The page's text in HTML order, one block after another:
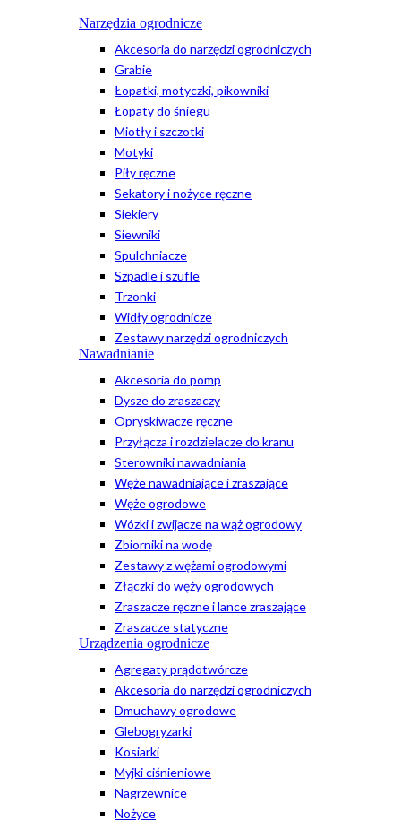
Narzędzia ogrodnicze
Akcesoria do narzędzi ogrodniczych
Grabie
Łopatki, motyczki, pikowniki
Łopaty do śniegu
Miotły i szczotki
Motyki
Piły ręczne
Sekatory i nożyce ręczne
Siekiery
Siewniki
Spulchniacze
Szpadle i szufle
Trzonki
Widły ogrodnicze
Zestawy narzędzi ogrodniczych
Nawadnianie
Akcesoria do pomp
Dysze do zraszaczy
Opryskiwacze ręczne
Przyłącza i rozdzielacze do kranu
Sterowniki nawadniania
Węże nawadniające i zraszające
Węże ogrodowe
Wózki i zwijacze na wąż ogrodowy
Zbiorniki na wodę
Zestawy z wężami ogrodowymi
Złączki do węży ogrodowych
Zraszacze ręczne i lance zraszające
Zraszacze statyczne
Urządzenia ogrodnicze
Agregaty prądotwórcze
Akcesoria do narzędzi ogrodniczych
Dmuchawy ogrodowe
Glebogryzarki
Kosiarki
Myjki ciśnieniowe
Nagrzewnice
Nożyce